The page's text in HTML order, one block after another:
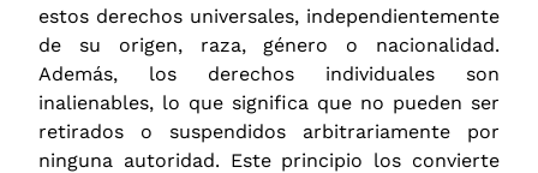
estos derechos universales, independientemente
de su origen, raza, género o nacionalidad.
Además, los derechos individuales son
inalienables, lo que significa que no pueden ser
retirados o suspendidos arbitrariamente por
ninguna autoridad. Este principio los convierte